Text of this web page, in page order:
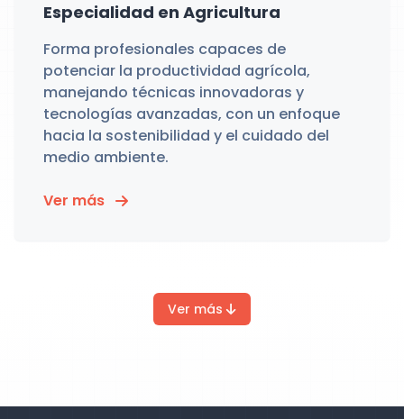
Especialidad en Agricultura
Forma profesionales capaces de
potenciar la productividad agrícola,
manejando técnicas innovadoras y
tecnologías avanzadas, con un enfoque
hacia la sostenibilidad y el cuidado del
medio ambiente.
Ver más
Ver más